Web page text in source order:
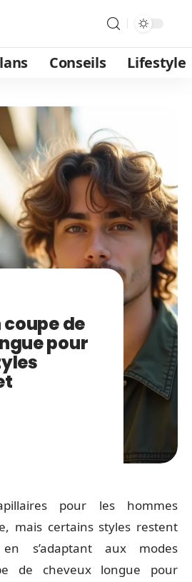
Conseils Lifestyle
de
pour
pour les hommes
mais certains styles restent
s’adaptant aux modes
de cheveux longue pour